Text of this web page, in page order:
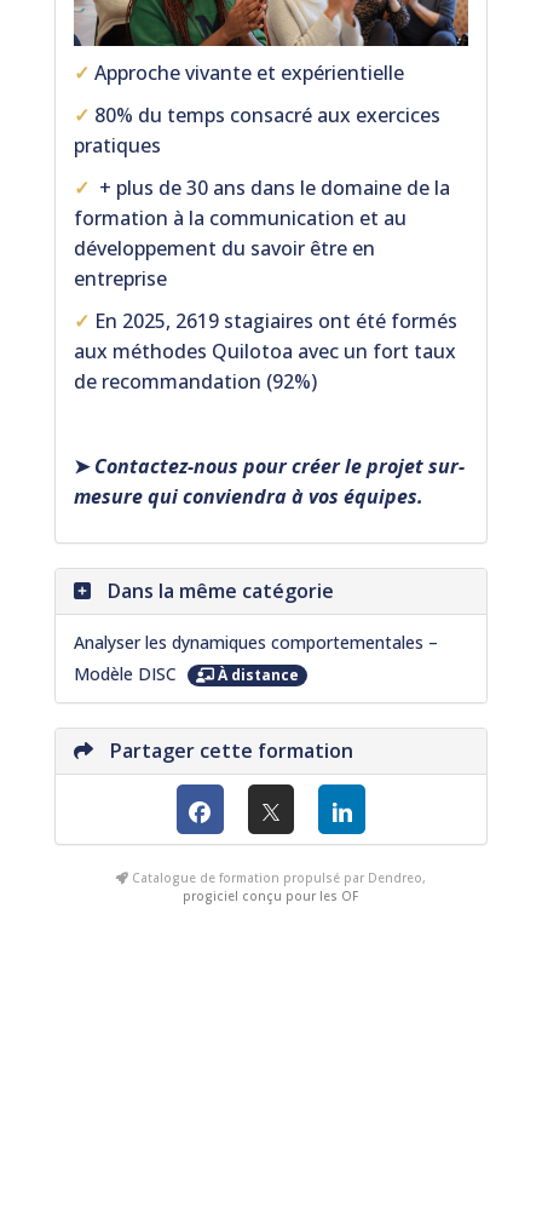
✓ Approche vivante et expérientielle
✓ 80% du temps consacré aux exercices
pratiques
✓ + plus de 30 ans dans le domaine de la
formation à la communication et au
développement du savoir être en
entreprise
✓ En 2025, 2619 stagiaires ont été formés
aux méthodes Quilotoa avec un fort taux
de recommandation (92%)
➤Contactez-nous pour créer le projet sur-
mesure qui conviendra à vos équipes.
Dans la même catégorie
Analyser les dynamiques comportementales –
Modèle DISC
À distance
Partager cette formation
Catalogue de formation propulsé par Dendreo,
progiciel conçu pour les OF